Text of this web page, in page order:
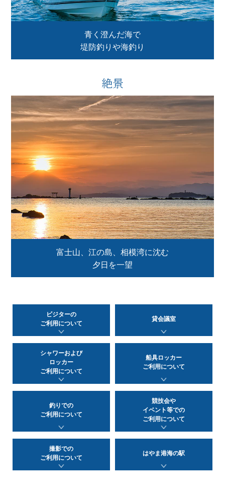
青く澄んだ海で
堤防釣りや海釣り
絶景
富士山、江の島、相模湾に沈む
夕日を一望
ビジターの
ご利用について
貸会議室
シャワーおよび
ロッカー
ご利用について
船具ロッカー
ご利用について
釣りでの
ご利用について
競技会や
イベント等での
ご利用について
撮影での
ご利用について
はやま港海の駅